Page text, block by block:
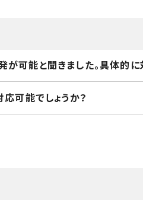
可能と聞きました。具体的に
可能でしょうか？